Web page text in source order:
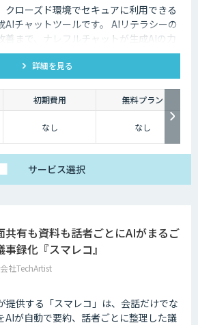
クローズド環境でセキュアに利用できる
AIチャットツールです。 AIリテラシーの
善まで、ナレフルチャットが生成AIの力
生成AI活用をトータルでサポートしま
詳細を見る
初期費用
無料プラン
なし なし
サービス選択
共有も資料も話者ごとにAIがまるご
事録化『スマレコ』
社TechArtist
供する「スマレコ」は、会話だけでな
AIが自動で要約、話者ごとに整理した議